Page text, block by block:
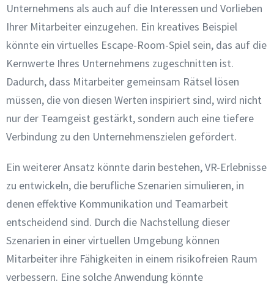
Unternehmens als auch auf die Interessen und Vorlieben
Ihrer Mitarbeiter einzugehen. Ein kreatives Beispiel
könnte ein virtuelles Escape-Room-Spiel sein, das auf die
Kernwerte Ihres Unternehmens zugeschnitten ist.
Dadurch, dass Mitarbeiter gemeinsam Rätsel lösen
müssen, die von diesen Werten inspiriert sind, wird nicht
nur der Teamgeist gestärkt, sondern auch eine tiefere
Verbindung zu den Unternehmenszielen gefördert.
Ein weiterer Ansatz könnte darin bestehen, VR-Erlebnisse
zu entwickeln, die berufliche Szenarien simulieren, in
denen effektive Kommunikation und Teamarbeit
entscheidend sind. Durch die Nachstellung dieser
Szenarien in einer virtuellen Umgebung können
Mitarbeiter ihre Fähigkeiten in einem risikofreien Raum
verbessern. Eine solche Anwendung könnte